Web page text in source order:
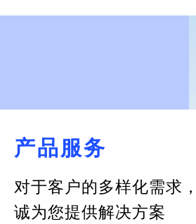
产品服务
对于客户的多样化需求，
诚为您提供解决方案